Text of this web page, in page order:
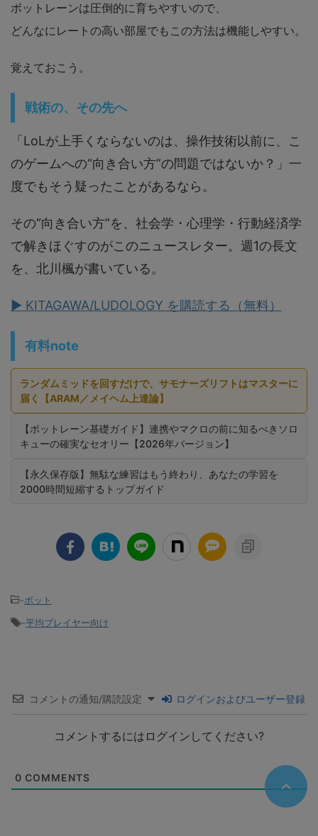
ボットレーンは圧倒的に育ちやすいので、
どんなにレートの高い部屋でもこの方法は機能しやすい。
覚えておこう。
戦術の、その先へ
「LoLが上手くならないのは、操作技術以前に、こ
のゲームへの“向き合い方”の問題ではないか？」一
度でもそう疑ったことがあるなら。
その“向き合い方”を、社会学・心理学・行動経済学
で解きほぐすのがこのニュースレター。週1の長文
を、北川楓が書いている。
▶ KITAGAWA/LUDOLOGY を購読する（無料）
有料note
ランダムミッドを回すだけで、サモナーズリフトはマスターに
届く【ARAM／メイヘム上達論】
【ボットレーン基礎ガイド】連携やマクロの前に知るべきソロ
キューの確実なセオリー【2026年バージョン】
【永久保存版】無駄な練習はもう終わり、あなたの学習を
2000時間短縮するトップガイド
-ボット
-平均プレイヤー向け
コメントの通知/購読設定 ログインおよびユーザー登録
コメントするにはログインしてください?
0 COMMENTS